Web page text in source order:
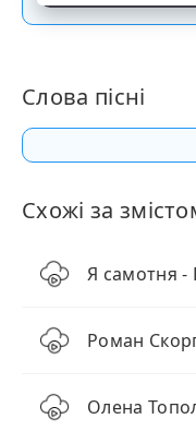
Слова пісні
Схожі за
Я самотня -
Роман
Олена